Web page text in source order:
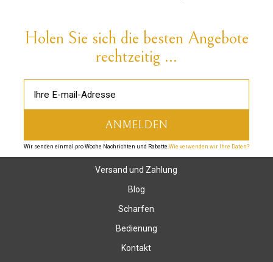
Holen Sie sich die besten Angebote
rechtzeitig ...
Wir senden einmal pro Woche Nachrichten und Rabatte.Wie verwenden wir Ihre Daten?
Versand und Zahlung
Blog
Scharfen
Bedienung
Kontakt